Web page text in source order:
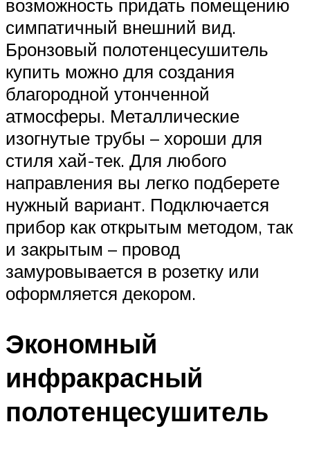
возможность придать помещению
симпатичный внешний вид.
Бронзовый полотенцесушитель
купить можно для создания
благородной утонченной
атмосферы. Металлические
изогнутые трубы – хороши для
стиля хай-тек. Для любого
направления вы легко подберете
нужный вариант. Подключается
прибор как открытым методом, так
и закрытым – провод
замуровывается в розетку или
оформляется декором.
Экономный
инфракрасный
полотенцесушитель